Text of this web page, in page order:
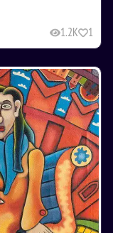
1.2K 1